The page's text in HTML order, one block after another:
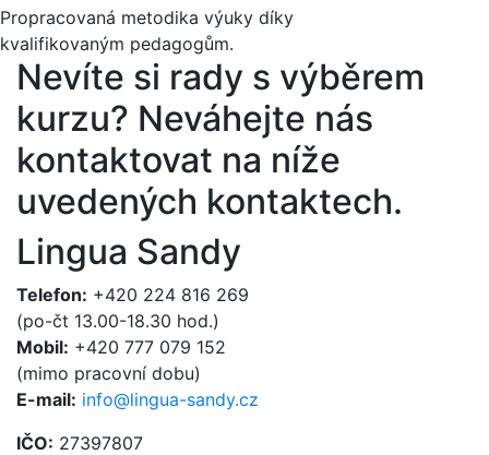
Propracovaná metodika výuky díky
kvalifikovaným pedagogům.
Nevíte si rady s výběrem
kurzu? Neváhejte nás
kontaktovat na níže
uvedených kontaktech.
Lingua Sandy
Telefon: +420 224 816 269
(po-čt 13.00-18.30 hod.)
Mobil: +420 777 079 152
(mimo pracovní dobu)
E-mail: info@lingua-sandy.cz
IČO: 27397807